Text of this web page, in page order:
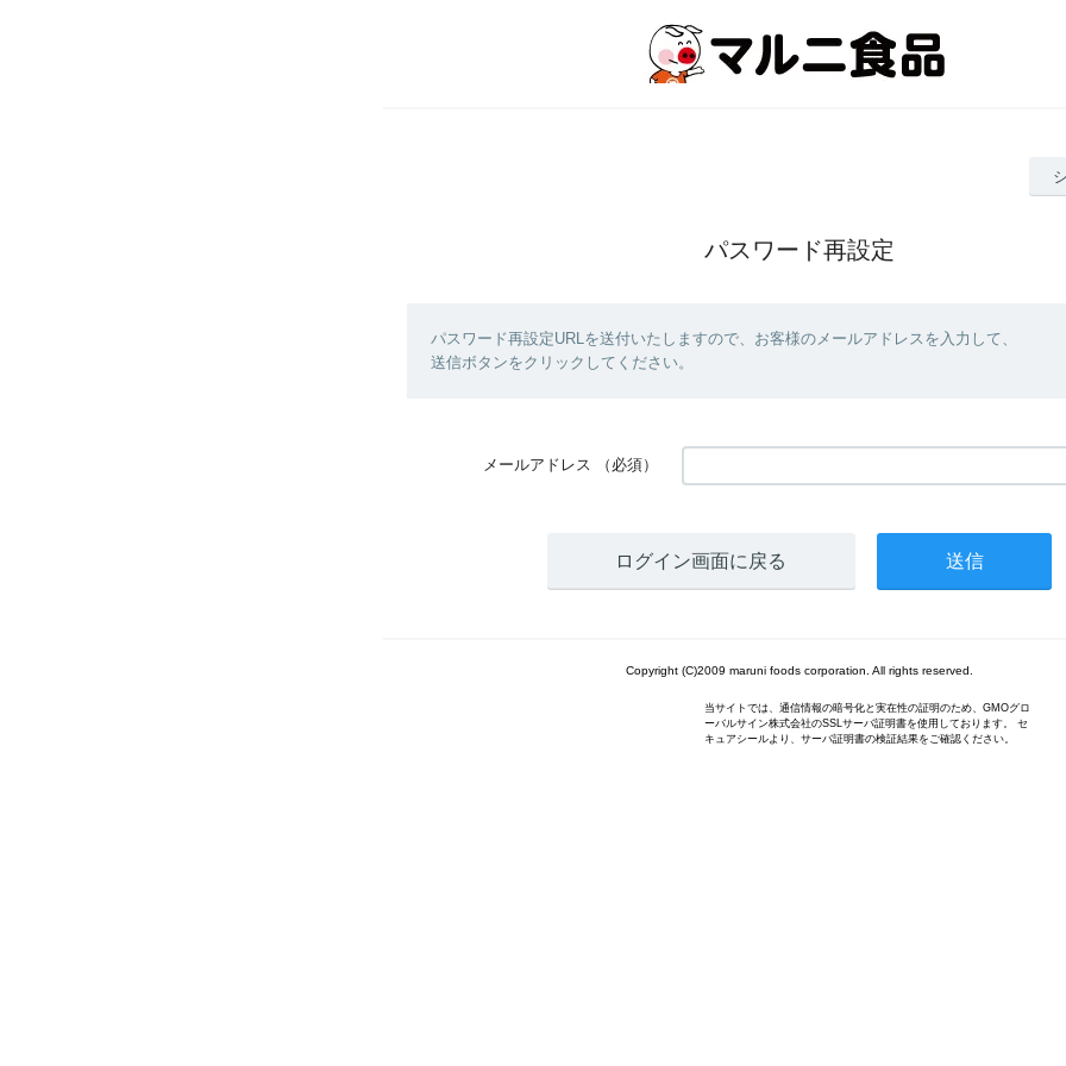
パスワード再設定
パスワード再設定URLを送付いたしますので、お客様のメールアドレスを入力して、
送信ボタンをクリックしてください。
メールアドレス （必須）
ログイン画面に戻る
Copyright (C)2009 maruni foods corporation. All rights reserved.
当サイトでは、通信情報の暗号化と実在性の証明のため、GMOグロ
ーバルサイン株式会社のSSLサーバ証明書を使用しております。 セ
キュアシールより、サーバ証明書の検証結果をご確認ください。